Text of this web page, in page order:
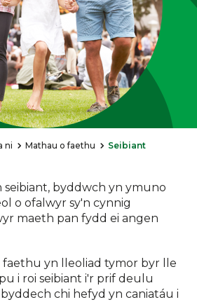
ni Mathau o faethu Seibiant
byddwch yn ymuno
o ofalwyr sy'n cynnig
maeth pan fydd ei angen
faethu yn lleoliad tymor byr lle
i roi seibiant i'r prif deulu
chi hefyd yn caniatáu i